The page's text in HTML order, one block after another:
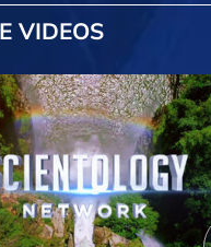
VIDEOS